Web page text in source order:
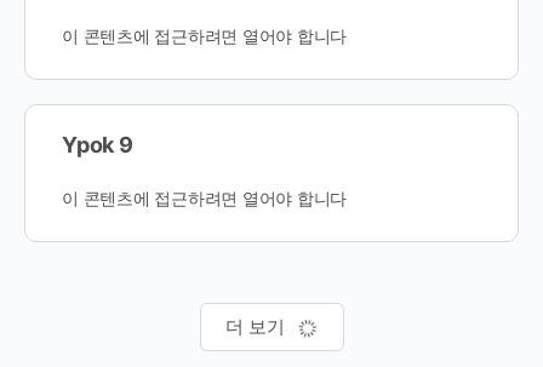
이 콘텐츠에 접근하려면 열어야 합니다
Ypok 9
이 콘텐츠에 접근하려면 열어야 합니다
더 보기